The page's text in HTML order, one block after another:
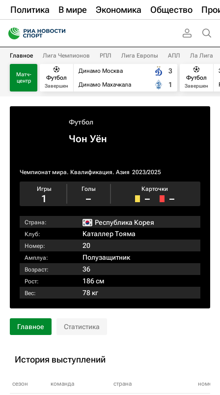
Политика В мире Экономика Общество
Главное Лига Чемпионов РПЛ Лига Европы АПЛ Ла Лига
Матч-
центр
Футбол
Завершен
Динамо Москва
Динамо Махачкала
3
1
Футбол
Завершен
Футбол
Чон Уён
Чемпионат мира. Квалификация. Азия 2023/2025
Игры
1
Голы
–
Карточки
– –
Страна: Республика Корея
Клуб: Каталлер Тояма
Номер: 20
Амплуа: Полузащитник
Возраст: 36
Рост: 186 см
Вес: 78 кг
Главное Статистика
История выступлений
сезон команда страна номер